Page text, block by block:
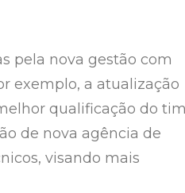
pela nova gestão com
exemplo, a atualização
qualificação do
de nova agência de
visando mais